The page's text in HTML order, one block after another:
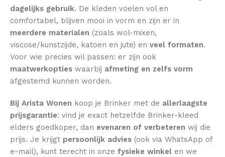
dagelijks gebruik. De kleden voelen vol en
comfortabel, blijven mooi in vorm en zijn er in
meerdere materialen (zoals wol-mixen,
viscose/kunstzijde, katoen en jute) en veel formaten.
Voor wie precies wil passen: er zijn ook
maatwerkopties waarbij afmeting en zelfs vorm
afgestemd kunnen worden.
Bij Arista Wonen koop je Brinker met de allerlaagste
prijsgarantie: vind je exact hetzelfde Brinker-kleed
elders goedkoper, dan evenaren of verbeteren wij die
prijs. Je krijgt persoonlijk advies (ook via WhatsApp of
e-mail), kunt terecht in onze fysieke winkel en we